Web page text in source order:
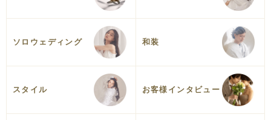
ソロウェディング 和装
スタイル お客様インタビュー